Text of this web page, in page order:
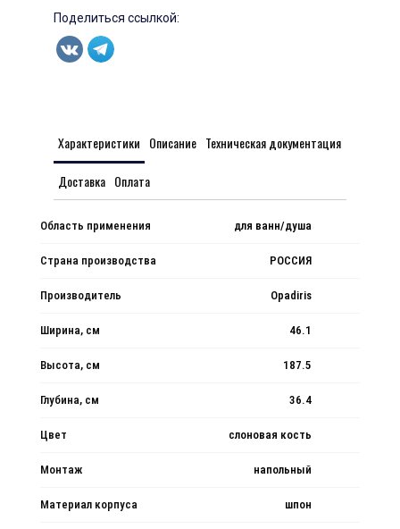
Поделиться ссылкой:
Характеристики Описание Техническая документация
Доставка Оплата
Область применения для ванн/душа
Страна производства РОССИЯ
Производитель Opadiris
Ширина, см 46.1
Высота, см 187.5
Глубина, см 36.4
Цвет слоновая кость
Монтаж напольный
Материал корпуса шпон